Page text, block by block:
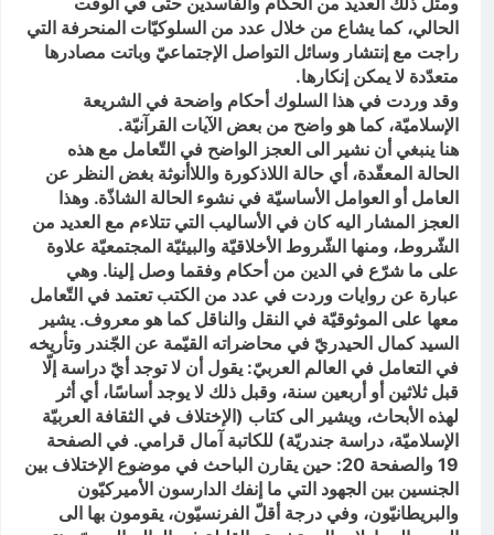
الحالي، كما يشاع من خلال عدد من السلوكيّات المنحرفة التي
راجت مع إنتشار وسائل التواصل الإجتماعيّ وباتت مصادرها
متعدّدة لا يمكن إنكارها.
وقد وردت في هذا السلوك أحكام واضحة في الشريعة
الإسلاميّة، كما هو واضح من بعض الآيات القرآنيّة.
هنا ينبغي أن نشير الى العجز الواضح في التّعامل مع هذه
الحالة المعقّدة، أي حالة اللاذكورة واللاأنوثة بغض النظر عن
العامل أو العوامل الأساسيّة في نشوء الحالة الشاذّة. وهذا
العجز المشار اليه كان في الأساليب التي تتلاءم مع العديد من
الشّروط، ومنها الشّروط الأخلاقيّة والبيئيّة المجتمعيّة علاوة
على ما شرّع في الدين من أحكام وفقما وصل إلينا. وهي
عبارة عن روايات وردت في عدد من الكتب تعتمد في التّعامل
معها على الموثوقيّة في النقل والناقل كما هو معروف. يشير
السيد كمال الحيدريّ في محاضراته القيّمة عن الجّندر وتأريخه
في التعامل في العالم العربيّ: يقول أن لا توجد أيّ دراسة إلّا
قبل ثلاثين أو أربعين سنة، وقبل ذلك لا يوجد أساسًا، أي أثر
لهذه الأبحاث، ويشير الى كتاب (الإختلاف في الثقافة العربيّة
الإسلاميّة، دراسة جندريّة) للكاتبة آمال قرامي. في الصفحة
19 والصفحة 20: حين يقارن الباحث في موضوع الإختلاف بين
الجنسين بين الجهود التي ما إنفك الدارسون الأميركيّون
والبريطانيّون، وفي درجة أقلّ الفرنسيّون، يقومون بها الى